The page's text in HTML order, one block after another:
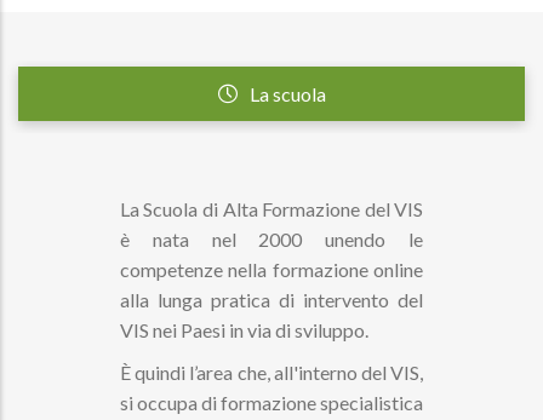
La scuola
La Scuola di Alta Formazione del VIS
è nata nel 2000 unendo le
competenze nella formazione online
alla lunga pratica di intervento del
VIS nei Paesi in via di sviluppo.
È quindi l’area che, all'interno del VIS,
si occupa di formazione specialistica